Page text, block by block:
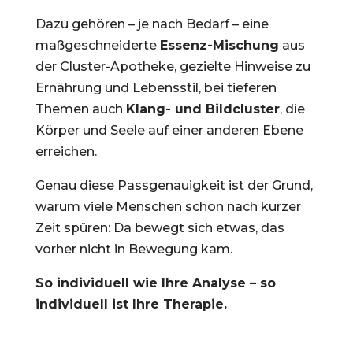
Dazu gehören – je nach Bedarf – eine
maßgeschneiderte Essenz-Mischung aus
der Cluster-Apotheke, gezielte Hinweise zu
Ernährung und Lebensstil, bei tieferen
Themen auch Klang- und Bildcluster, die
Körper und Seele auf einer anderen Ebene
erreichen.
Genau diese Passgenauigkeit ist der Grund,
warum viele Menschen schon nach kurzer
Zeit spüren: Da bewegt sich etwas, das
vorher nicht in Bewegung kam.
So individuell wie Ihre Analyse – so
individuell ist Ihre Therapie.